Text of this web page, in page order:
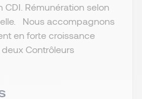
CDI. Rémunération selon
Nous accompagnons
en forte croissance
Contrôleurs